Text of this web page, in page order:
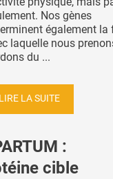
Nos gènes
également la
laquelle nous
du ...
LIRE LA SUITE
:
cible